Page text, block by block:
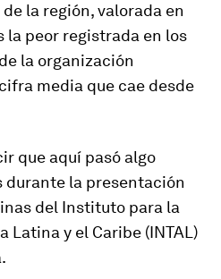
la región, valorada en
la peor registrada en los
la organización
media que cae desde
que aquí pasó algo
durante la presentación
del Instituto para la
Latina y el Caribe (INTAL)